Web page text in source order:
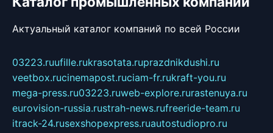
Актуальный каталог компаний по всей России
03223.ruufille.rukrasotata.ruprazdnikdushi.ru
veetbox.rucinemapost.ruciam-fr.rukraft-you.ru
mega-press.ru03223.ruweb-explore.rurastenuya.ru
eurovision-russia.rustrah-news.rufreeride-team.ru
itrack-24.rusexshopexpress.ruautostudiopro.ru